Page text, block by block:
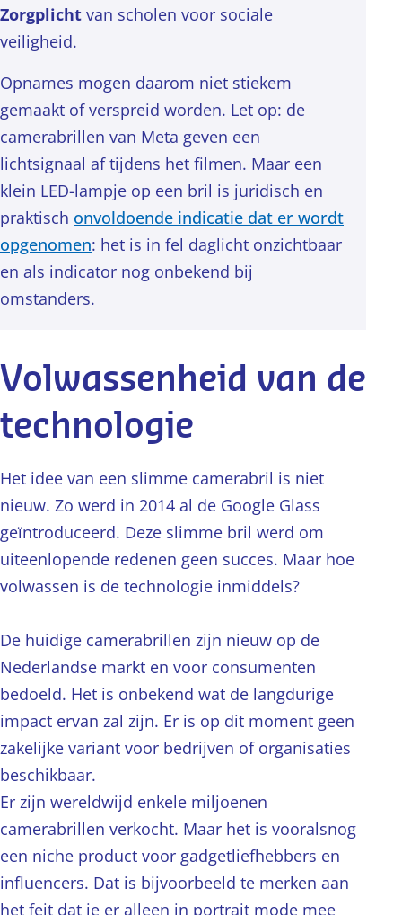
Zorgplicht van scholen voor sociale
veiligheid.
Opnames mogen daarom niet stiekem
gemaakt of verspreid worden. Let op: de
camerabrillen van Meta geven een
lichtsignaal af tijdens het filmen. Maar een
klein LED-lampje op een bril is juridisch en
praktisch onvoldoende indicatie dat er wordt
opgenomen: het is in fel daglicht onzichtbaar
en als indicator nog onbekend bij
omstanders.
Volwassenheid van de
technologie
Het idee van een slimme camerabril is niet
nieuw. Zo werd in 2014 al de Google Glass
geïntroduceerd. Deze slimme bril werd om
uiteenlopende redenen geen succes. Maar hoe
volwassen is de technologie inmiddels?
De huidige camerabrillen zijn nieuw op de
Nederlandse markt en voor consumenten
bedoeld. Het is onbekend wat de langdurige
impact ervan zal zijn. Er is op dit moment geen
zakelijke variant voor bedrijven of organisaties
beschikbaar.
Er zijn wereldwijd enkele miljoenen
camerabrillen verkocht. Maar het is vooralsnog
een niche product voor gadgetliefhebbers en
influencers. Dat is bijvoorbeeld te merken aan
het feit dat je er alleen in portrait mode mee